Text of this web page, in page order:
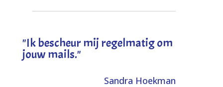
"Ik bescheur mij regelmatig om
jouw mails."
Sandra Hoekman